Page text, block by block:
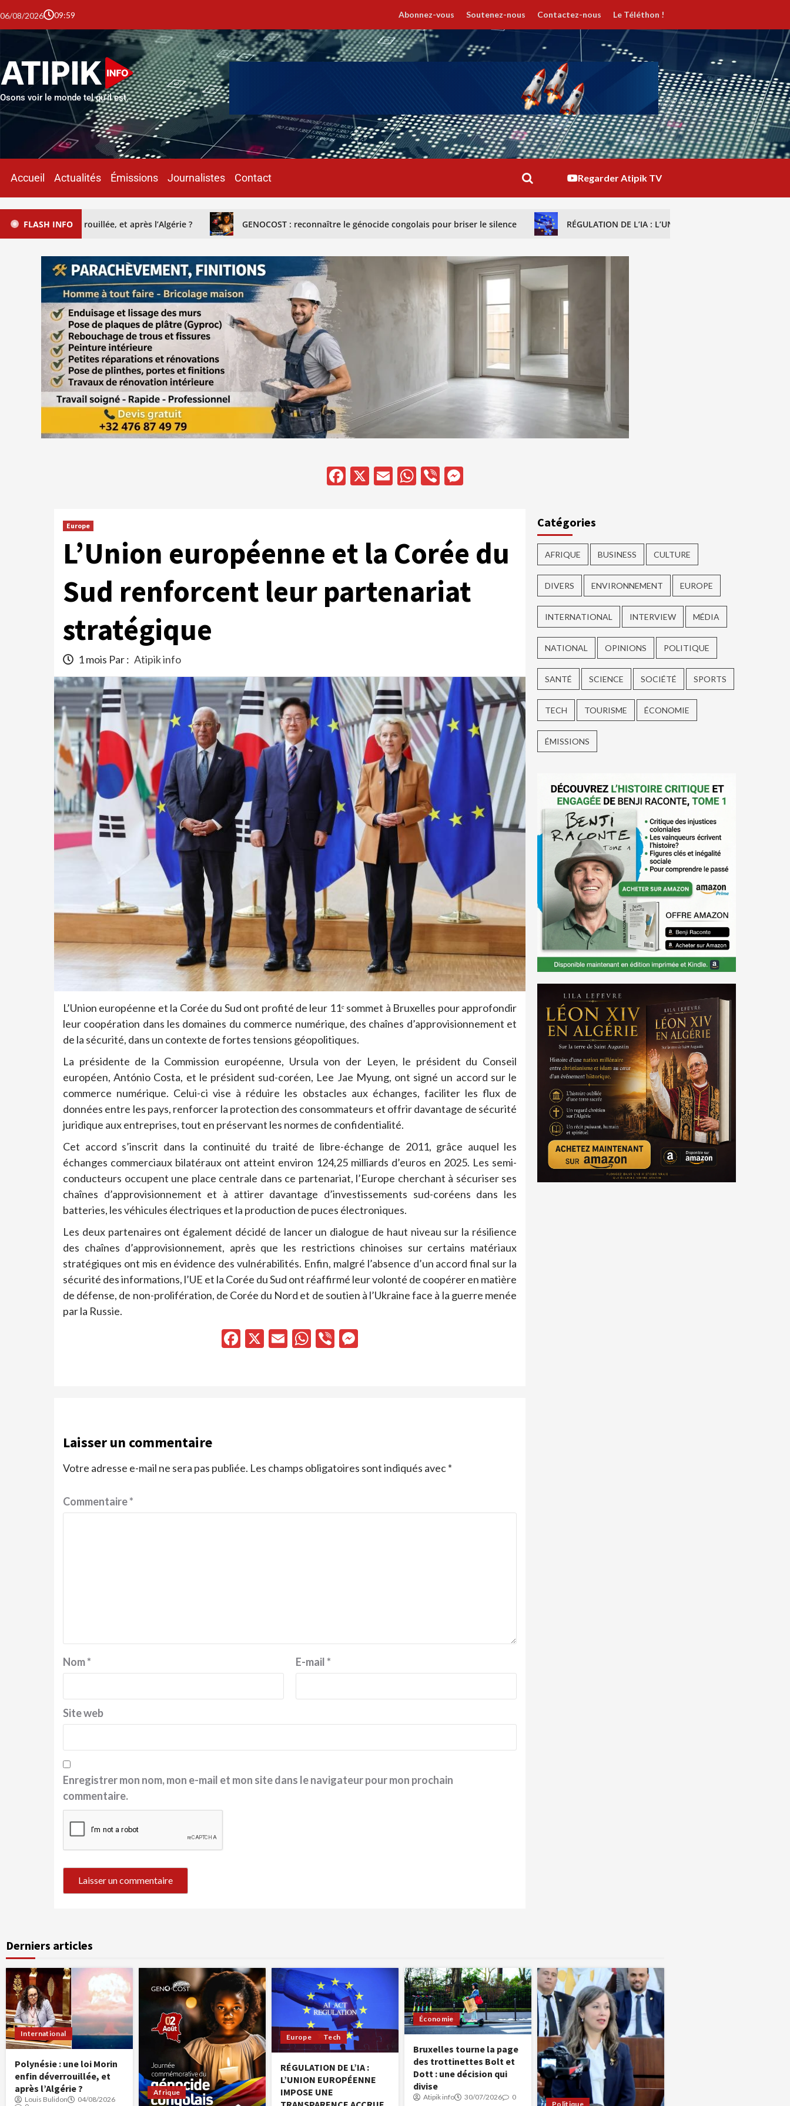
06/08/2026 09:59 Abonnez-vous Soutenez-nous Contactez-nous Le Téléthon !
Osons voir le monde tel qu'il est.
Accueil Actualités Émissions Journalistes Contact Regarder Atipik TV
FLASH INFO
et après l’Algérie ? GENOCOST : reconnaître le génocide congolais pour briser le silence RÉGULATION DE L’IA : L’UNION EUROPÉENNE IMPOSE UNE
Facebook
X EmailWhatsApp
Viber
Europe
L’Union européenne et la Corée du
Sud renforcent leur partenariat
stratégique
1 mois Par : Atipik info
L’Union européenne et la Corée du Sud ont profité de leur 11ᵉ sommet à Bruxelles pour approfondir
leur coopération dans les domaines du commerce numérique, des chaînes d’approvisionnement et
de la sécurité, dans un contexte de fortes tensions géopolitiques.
La présidente de la Commission européenne, Ursula von der Leyen, le président du Conseil
européen, António Costa, et le président sud-coréen, Lee Jae Myung, ont signé un accord sur le
commerce numérique. Celui-ci vise à réduire les obstacles aux échanges, faciliter les flux de
données entre les pays, renforcer la protection des consommateurs et offrir davantage de sécurité
juridique aux entreprises, tout en préservant les normes de confidentialité.
Cet accord s’inscrit dans la continuité du traité de libre-échange de 2011, grâce auquel les
échanges commerciaux bilatéraux ont atteint environ 124,25 milliards d’euros en 2025. Les semi-
conducteurs occupent une place centrale dans ce partenariat, l’Europe cherchant à sécuriser ses
chaînes d’approvisionnement et à attirer davantage d’investissements sud-coréens dans les
batteries, les véhicules électriques et la production de puces électroniques.
Les deux partenaires ont également décidé de lancer un dialogue de haut niveau sur la résilience
des chaînes d’approvisionnement, après que les restrictions chinoises sur certains matériaux
stratégiques ont mis en évidence des vulnérabilités. Enfin, malgré l’absence d’un accord final sur la
sécurité des informations, l’UE et la Corée du Sud ont réaffirmé leur volonté de coopérer en matière
de défense, de non-prolifération, de Corée du Nord et de soutien à l’Ukraine face à la guerre menée
par la Russie.
Facebook
X EmailWhatsApp
Viber
Laisser un commentaire
Votre adresse e-mail ne sera pas publiée. Les champs obligatoires sont indiqués avec*
Commentaire*
Nom* E-mail*
Site web
Enregistrer mon nom, mon e-mail et mon site dans le navigateur pour mon prochain
commentaire.
Catégories
AFRIQUE BUSINESS CULTURE
DIVERS ENVIRONNEMENT EUROPE
INTERNATIONAL INTERVIEW MÉDIA
NATIONAL OPINIONS POLITIQUE
SANTÉ SCIENCE SOCIÉTÉ SPORTS
TECH TOURISME ÉCONOMIE
ÉMISSIONS
Derniers articles
International
Polynésie : une loi Morin
enfin déverrouillée, et
après l’Algérie ?
Louis Bulidon
04/08/2026
Afrique
Europe Tech
RÉGULATION DE L’IA :
L’UNION EUROPÉENNE
IMPOSE UNE
Économie
Bruxelles tourne la page
des trottinettes Bolt et
Dott : une décision qui
divise
Atipik info 30/07/2026
0
Politique